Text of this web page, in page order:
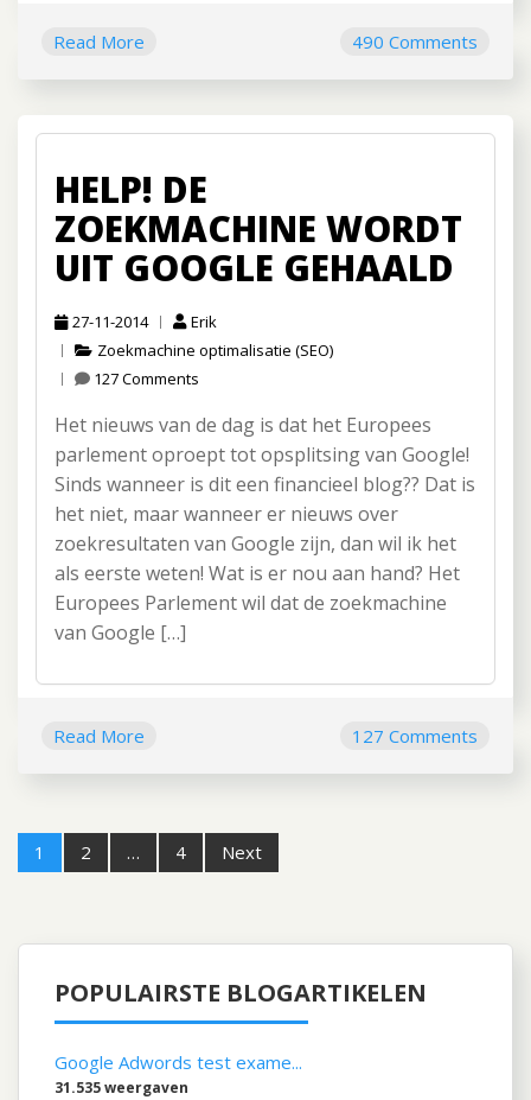
Read More 490 Comments
HELP! DE
ZOEKMACHINE WORDT
UIT GOOGLE GEHAALD
27-11-2014
Erik
Zoekmachine optimalisatie (SEO)
127 Comments
Het nieuws van de dag is dat het Europees
parlement oproept tot opsplitsing van Google!
Sinds wanneer is dit een financieel blog?? Dat is
het niet, maar wanneer er nieuws over
zoekresultaten van Google zijn, dan wil ik het
als eerste weten! Wat is er nou aan hand? Het
Europees Parlement wil dat de zoekmachine
van Google […]
Read More 127 Comments
Post
1 2 … 4 Next
POPULAIRSTE BLOGARTIKELEN
Google Adwords test exame...
31.535 weergaven